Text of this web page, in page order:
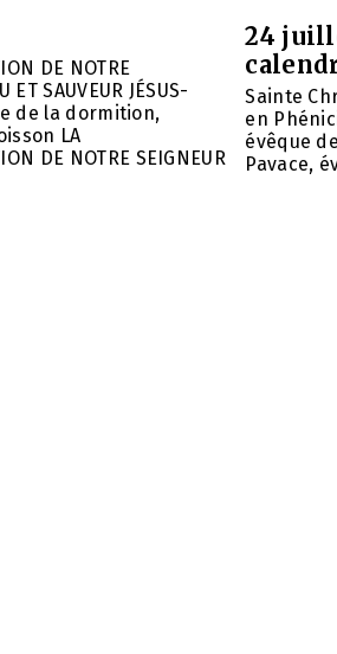
DE NOTRE
ET SAUVEUR JÉSUS-
de la dormition,
LA
DE NOTRE SEIGNEUR
24
Sainte
en
évêque
Pavace,